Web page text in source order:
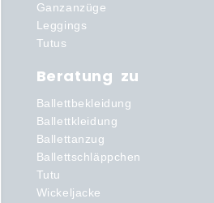
Ganzanzüge
Leggings
Tutus
Beratung zu
Ballettbekleidung
Ballettkleidung
Ballettanzug
Ballettschläppchen
Tutu
Wickeljacke